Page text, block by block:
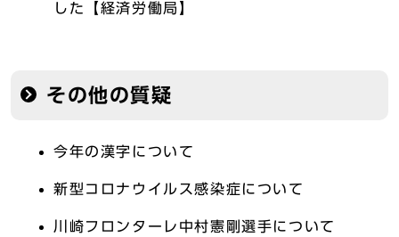
した【経済労働局】
その他の質疑
今年の漢字について
新型コロナウイルス感染症について
川崎フロンターレ中村憲剛選手について